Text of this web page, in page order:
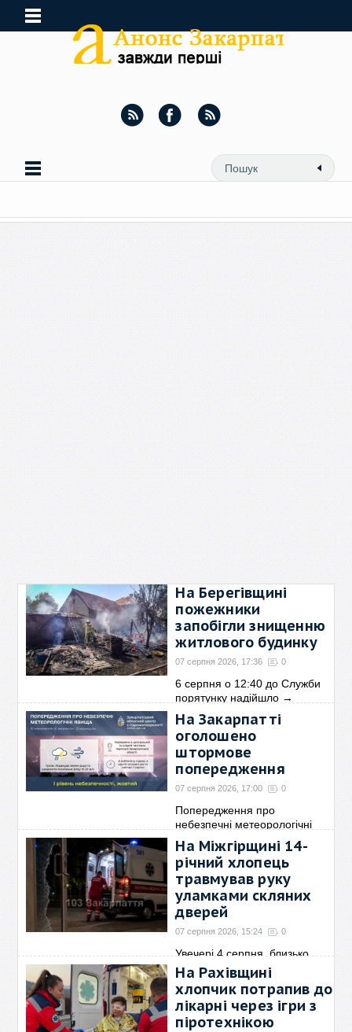
На Берегівщині
пожежники
запобігли знищенню
житлового будинку
07 серпня 2026, 17:36 0
6 серпня о 12:40 до Служби
порятунку надійшло →
На Закарпатті
оголошено
штормове
попередження
07 серпня 2026, 17:00 0
Попередження про
небезпечні метеорологічні
явища!
На Міжгірщині 14-
річний хлопець
травмував руку
уламками скляних
дверей
07 серпня 2026, 15:24 0
Увечері 4 серпня, близько
22:45, до служби→
На Рахівщині
хлопчик потрапив до
лікарні через ігри з
піротехнікою